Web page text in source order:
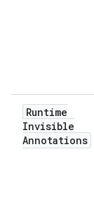
Runtime
Invisible
Annotations